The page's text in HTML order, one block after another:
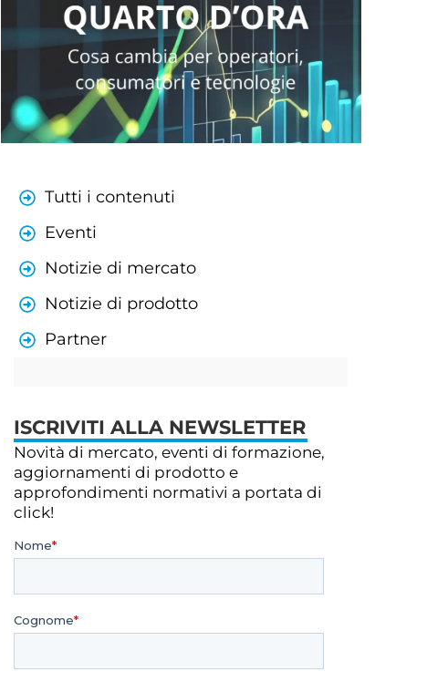
Tutti i contenuti
Eventi
Notizie di mercato
Notizie di prodotto
Partner
ISCRIVITI ALLA NEWSLETTER
Novità di mercato, eventi di formazione,
aggiornamenti di prodotto e
approfondimenti normativi a portata di
click!